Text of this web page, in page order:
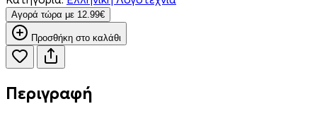
Aγορά τώρα με 12.99€
Προσθήκη στο καλάθι
Περιγραφή